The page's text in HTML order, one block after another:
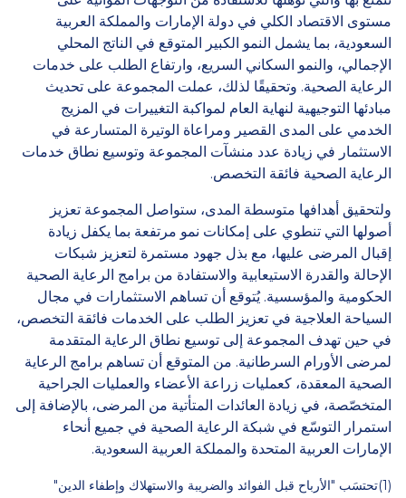
مستوى الاقتصاد الكلي في دولة الإمارات والمملكة العربية
السعودية، بما يشمل النمو الكبير المتوقع في الناتج المحلي
الإجمالي، والنمو السكاني السريع، وارتفاع الطلب على خدمات
الرعاية الصحية. وتحقيقًا لذلك، عملت المجموعة على تحديث
مبادئها التوجيهية لنهاية العام لمواكبة التغييرات في المزيج
الخدمي على المدى القصير ومراعاة الوتيرة المتسارعة في
الاستثمار في زيادة عدد منشآت المجموعة وتوسيع نطاق خدمات
الرعاية الصحية فائقة التخصص.
ولتحقيق أهدافها متوسطة المدى، ستواصل المجموعة تعزيز
أصولها التي تنطوي على إمكانات نمو مرتفعة بما يكفل زيادة
إقبال المرضى عليها، مع بذل جهود مستمرة لتعزيز شبكات
الإحالة والقدرة الاستيعابية والاستفادة من برامج الرعاية الصحية
الحكومية والمؤسسية. يُتوقع أن تساهم الاستثمارات في مجال
السياحة العلاجية في تعزيز الطلب على الخدمات فائقة التخصص،
في حين تهدف المجموعة إلى توسيع نطاق الرعاية المتقدمة
لمرضى الأورام السرطانية. من المتوقع أن تساهم برامج الرعاية
الصحية المعقدة، كعمليات زراعة الأعضاء والعمليات الجراحية
المتخصّصة، في زيادة العائدات المتأتية من المرضى، بالإضافة إلى
استمرار التوسّع في شبكة الرعاية الصحية في جميع أنحاء
الإمارات العربية المتحدة والمملكة العربية السعودية.
(1)تحتسَب "الأرباح قبل الفوائد والضريبة والاستهلاك وإطفاء الدين"